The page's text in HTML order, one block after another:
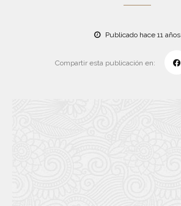
Publicado hace 11 años
Compartir esta publicación en: